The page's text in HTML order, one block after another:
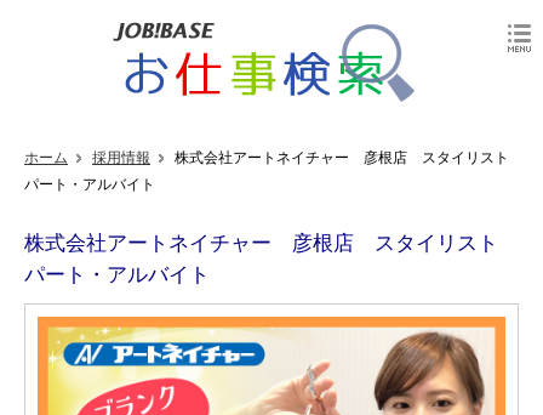
ホーム 採用情報
株式会社アートネイチャー 彦根店 スタイリスト
パート・アルバイト
株式会社アートネイチャー 彦根店 スタイリスト
パート・アルバイト